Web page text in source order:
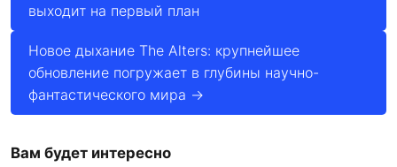
выходит на первый план
Новое дыхание The Alters: крупнейшее
обновление погружает в глубины научно-
фантастического мира →
Вам будет интересно